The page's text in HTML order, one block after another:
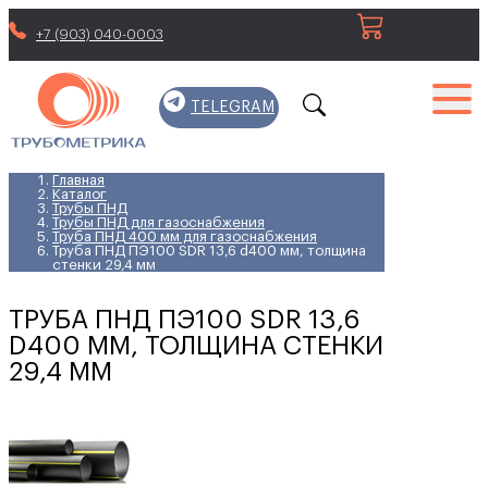
+7 (903) 040-0003
TELEGRAM
Главная
Каталог
Трубы ПНД
Трубы ПНД для газоснабжения
Труба ПНД 400 мм для газоснабжения
Труба ПНД ПЭ100 SDR 13,6 d400 мм, толщина
стенки 29,4 мм
ТРУБА ПНД ПЭ100 SDR 13,6
D400 ММ, ТОЛЩИНА СТЕНКИ
29,4 ММ